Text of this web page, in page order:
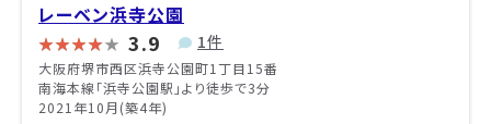
レーベン浜寺公園
3.9 1件
大阪府堺市西区浜寺公園町1丁目15番
南海本線「浜寺公園駅」より徒歩で3分
2021年10月(築4年)